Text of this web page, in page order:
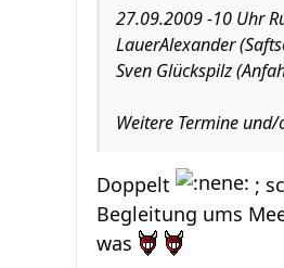
27.09.2009 -10 Uhr
LauerAlexander
Sven Glückspilz
Weitere Termine
Doppelt
;
Begleitung ums
was